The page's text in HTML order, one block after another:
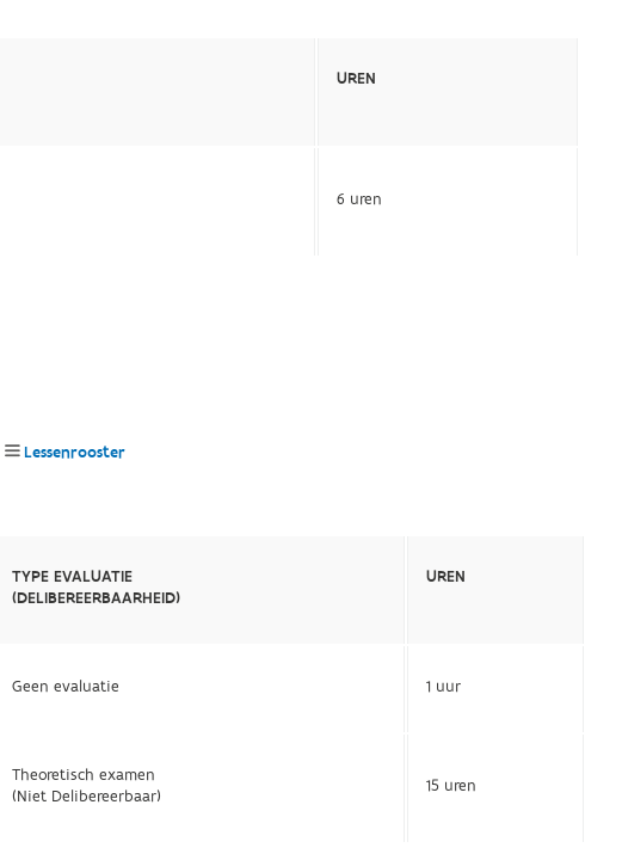
UREN
6 uren
Lessenrooster
TYPE EVALUATIE
(DELIBEREERBAARHEID)
UREN
Geen evaluatie 1 uur
Theoretisch examen
(Niet Delibereerbaar)
15 uren